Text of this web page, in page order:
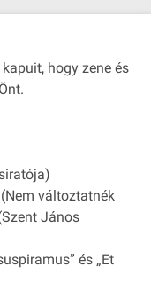
hogy zene és
változtatnék
János
és „Et